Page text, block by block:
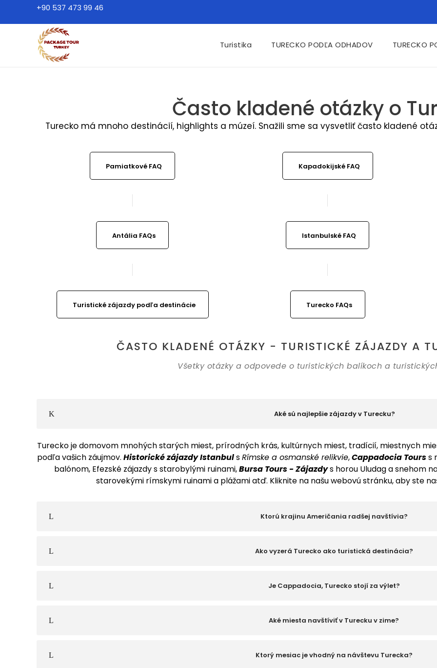
+90 537 473 99 46
Turistika TURECKO PODĽA ODHADOV TURECKO
Často kladené otázky o
Turecko má mnoho destinácií, highlights a múzeí. Snažili sme sa vysvetliť často kladené
Pamiatkové FAQ
Antália FAQs
Turistické zájazdy podľa destinácie
Kapadokijské FAQ
Istanbulské FAQ
Turecko FAQs
ČASTO KLADENÉ OTÁZKY - TURISTICKÉ ZÁJAZDY A
Všetky otázky a odpovede o turistických balíkoch a
Aké sú najlepšie zájazdy v Turecku?
Turecko je domovom mnohých starých miest, prírodných krás, kultúrnych miest, tradícií, miestnych
podľa vašich záujmov. Historické zájazdy IstanbulsRímske a osmanské relikvie,Cappadocia Tourss
balónom, Efezské zájazdy s starobylými ruinami,Bursa Tours - Zájazdys horou Uludag a snehom
starovekými rímskymi ruinami a plážami atď. Kliknite na našu webovú stránku, aby ste
Ktorú krajinu Američania radšej navštívia?
Ako vyzerá Turecko ako turistická destinácia?
Je Cappadocia, Turecko stojí za výlet?
Aké miesta navštíviť v Turecku v zime?
Ktorý mesiac je vhodný na návštevu Turecka?